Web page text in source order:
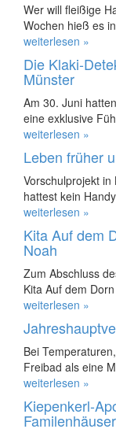
Wer will fleißige
Wochen hieß es
weiterlesen »
Die Klaki-
Münster
Am 30. Juni
eine exklusive
weiterlesen »
Leben früher
Vorschulprojekt in
hattest kein
weiterlesen »
Kita Auf dem
Noah
Zum Abschluss
Kita Auf dem
weiterlesen »
Bei
Freibad als eine
weiterlesen »
Kiepenkerl-